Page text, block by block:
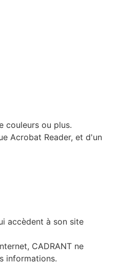
couleurs ou plus.
Acrobat Reader, et d'un
accèdent à son site
CADRANT ne
informations.